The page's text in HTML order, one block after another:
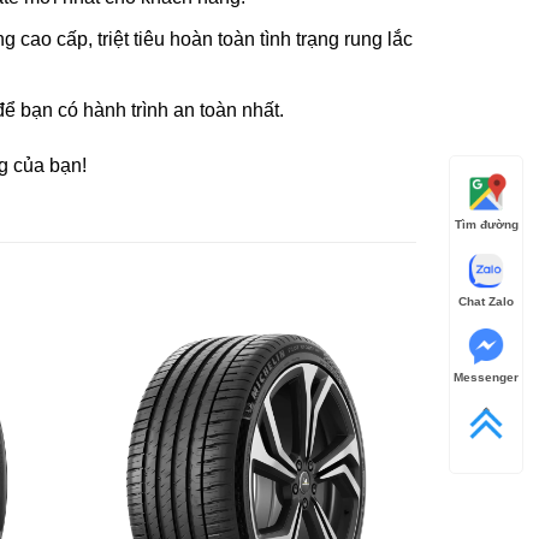
cao cấp, triệt tiêu hoàn toàn tình trạng rung lắc
bạn có hành trình an toàn nhất.
của bạn!
Tìm đường
Chat Zalo
Messenger